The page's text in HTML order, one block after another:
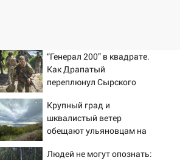
“Генерал 200” в квадрате.
Как Драпатый
переплюнул Сырского
Крупный град и
шквалистый ветер
обещают ульяновцам на
Людей не могут опознать: